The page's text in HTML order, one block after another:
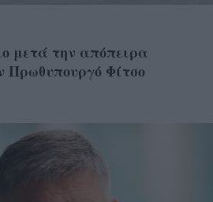
μετά την απόπειρα
Πρωθυπουργό Φίτσο